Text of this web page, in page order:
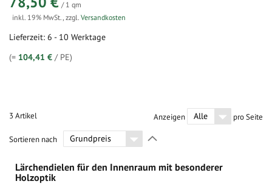
/ 1 qm
inkl. 19% MwSt. zzgl. Versandkosten
Lieferzeit: 6 - 10 Werktage
(= 104,41 € / PE)
3 Artikel Anzeigen pro Seite
Sortieren nach
festlegen
Lärchendielen für den Innenraum mit besonderer
Holzoptik